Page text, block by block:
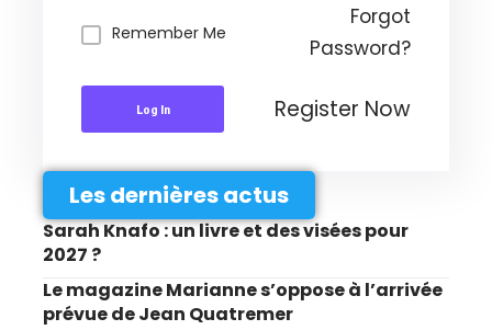
Remember Me
Forgot
Password?
Log In Register Now
Les dernières actus
Sarah Knafo : un livre et des visées pour
2027 ?
Le magazine Marianne s’oppose à l’arrivée
prévue de Jean Quatremer